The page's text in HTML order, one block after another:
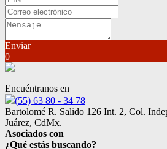
Enviar
0
Encuéntranos en
(55) 63 80 - 34 78
Bartolomé R. Salido 126 Int. 2, Col.
Juárez, CdMx.
Asociados con
¿Qué estás buscando?